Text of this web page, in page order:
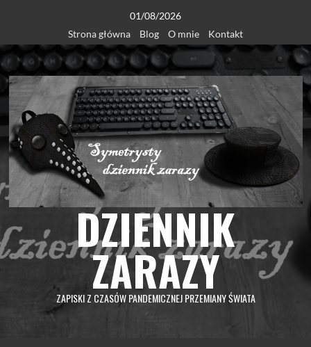
content
01/08/2026
Strona główna
Blog O mnie Kontakt
DZIENNIK
ZARAZY
ZAPISKI Z CZASÓW PANDEMICZNEJ PRZEMIANY ŚWIATA